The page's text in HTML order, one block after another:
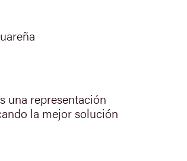
una representación
la mejor solución